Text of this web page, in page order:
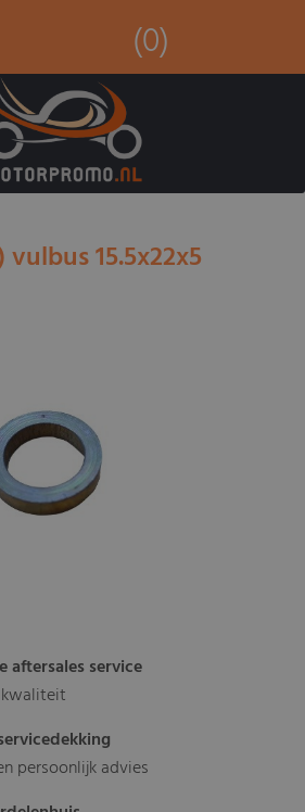
(0)
vulbus 15.5x22x5
aftersales service
persoonlijk advies